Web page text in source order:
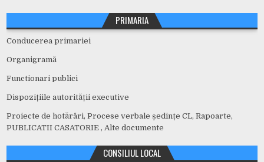
PRIMARIA
Conducerea primariei
Organigramă
Functionari publici
Dispozițiile autorității executive
Proiecte de hotărâri, Procese verbale ședințe CL, Rapoarte,
PUBLICATII CASATORIE , Alte documente
CONSILIUL LOCAL